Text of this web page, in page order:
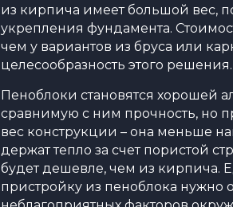
из кирпича имеет большой вес,
укрепления фундамента.
чем у вариантов из бруса или
целесообразность этого решения.
Пеноблоки становятся хорошей
сравнимую с ним прочность, но
вес конструкции – она меньше
держат тепло за счет пористой
будет дешевле, чем из кирпича.
пристройку из пеноблока нужно